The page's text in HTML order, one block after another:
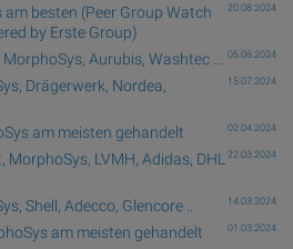
20.08.2024
besten (Peer Group Watch
by Erste Group)
05.08.2024
Aurubis, Washtec ...
15.07.2024
Drägerwerk, Nordea,
02.04.2024
am meisten gehandelt
22.03.2024
LVMH, Adidas, DHL
14.03.2024
Shell, Adecco, Glencore ..
01.03.2024
am meisten gehandelt